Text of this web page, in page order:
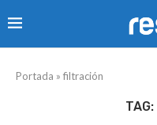
Portada » filtración
TAG: